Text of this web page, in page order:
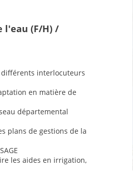
l'eau (F/H) /
différents interlocuteurs
en matière de
départemental
plans de gestions de la
les aides en irrigation,